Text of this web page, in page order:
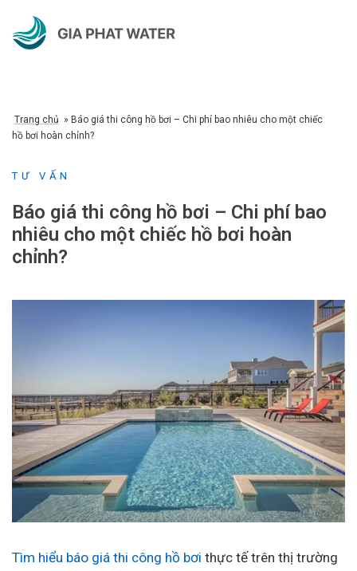
Trang chủ » Báo giá thi công hồ bơi – Chi phí bao nhiêu cho một chiếc
hồ bơi hoàn chỉnh?
TƯ VẤN
Báo giá thi công hồ bơi – Chi phí bao
nhiêu cho một chiếc hồ bơi hoàn
chỉnh?
Tìm hiểu báo giá thi công hồ bơi thực tế trên thị trường